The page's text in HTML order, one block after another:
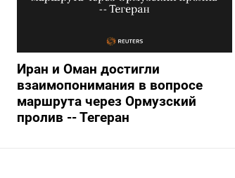
Иран и Оман достигли
взаимопонимания в вопросе
маршрута через Ормузский
пролив -- Тегеран